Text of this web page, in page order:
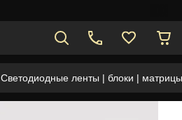
Светодиодные ленты | блоки |